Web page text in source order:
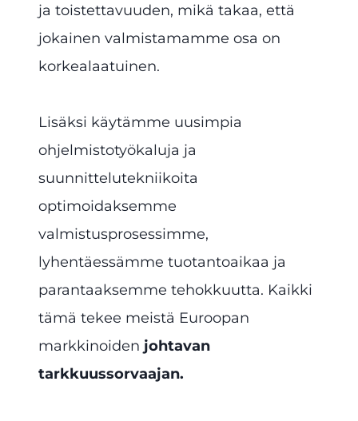
ja toistettavuuden, mikä takaa, että
jokainen valmistamamme osa on
korkealaatuinen.
Lisäksi käytämme uusimpia
ohjelmistotyökaluja ja
suunnittelutekniikoita
optimoidaksemme
valmistusprosessimme,
lyhentäessämme tuotantoaikaa ja
parantaaksemme tehokkuutta. Kaikki
tämä tekee meistä Euroopan
markkinoiden johtavan
tarkkuussorvaajan.